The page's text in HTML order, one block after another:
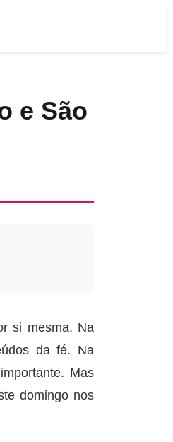
e São
si mesma. Na
da fé. Na
Mas
domingo nos